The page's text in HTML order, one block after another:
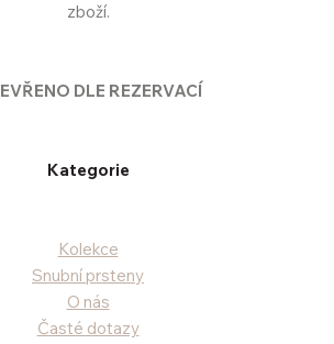
zboží.
DLE REZERVACÍ
Kategorie
Kolekce
Snubní prsteny
O nás
Časté dotazy